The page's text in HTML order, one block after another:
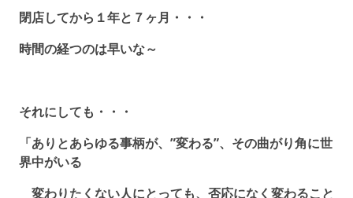
閉店してから１年と７ヶ月・・・
時間の経つのは早いな～
それにしても・・・
「ありとあらゆる事柄が、”変わる”、その曲がり角に世
界中がいる
変わりたくない人にとっても、否応になく変わること